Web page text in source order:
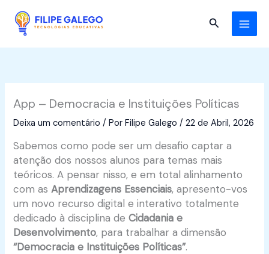
content
Search
App – Democracia e Instituições Políticas
Deixa um comentário / Por Filipe Galego/22 de Abril, 2026
Sabemos como pode ser um desafio captar a
atenção dos nossos alunos para temas mais
teóricos. A pensar nisso, e em total alinhamento
com asAprendizagens Essenciais, apresento-vos
um novo recurso digital e interativo totalmente
dedicado à disciplina deCidadania e
Desenvolvimento, para trabalhar a dimensão
“Democracia e Instituições Políticas”.